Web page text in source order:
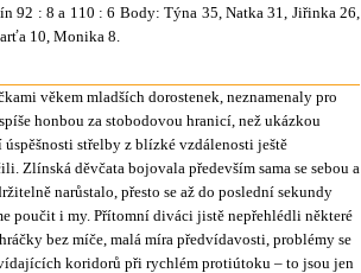
92 : 8 a 110 : 6 Body: Týna 35, Natka 31, Jiřinka 26,
10, Monika 8.
věkem mladších dorostenek, neznamenaly pro
honbou za stobodovou hranicí, než ukázkou
střelby z blízké vzdálenosti ještě
Zlínská děvčata bojovala především sama se sebou a
narůstalo, přesto se až do poslední sekundy
poučit i my. Přítomní diváci jistě nepřehlédli některé
bez míče, malá míra předvídavosti, problémy se
koridorů při rychlém protiútoku – to jsou jen